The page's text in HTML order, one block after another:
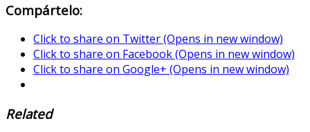
Compártelo:
Click to share on Twitter (Opens in new window)
Click to share on Facebook (Opens in new window)
Click to share on Google+ (Opens in new window)
Related